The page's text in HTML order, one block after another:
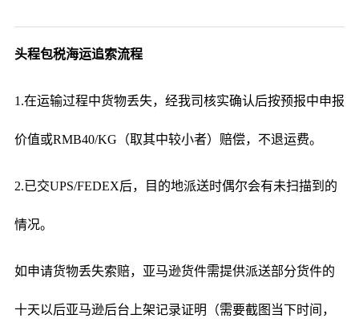
头程包税海运追索流程
1.在运输过程中货物丢失，经我司核实确认后按预报中申报
价值或RMB40/KG（取其中较小者）赔偿，不退运费。
2.已交UPS/FEDEX后，目的地派送时偶尔会有未扫描到的
情况。
如申请货物丢失索赔，亚马逊货件需提供派送部分货件的
十天以后亚马逊后台上架记录证明（需要截图当下时间，